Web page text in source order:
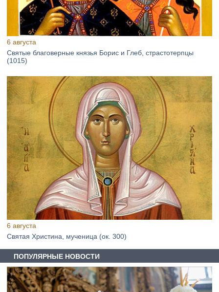
6 августа
Святые благоверные князья Борис и Глеб, страстотерпцы
(1015)
6 августа
Святая Христина, мученица (ок. 300)
ПОПУЛЯРНЫЕ НОВОСТИ